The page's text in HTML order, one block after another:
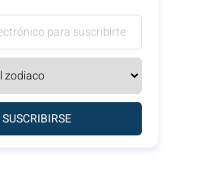
SUSCRIBIRSE